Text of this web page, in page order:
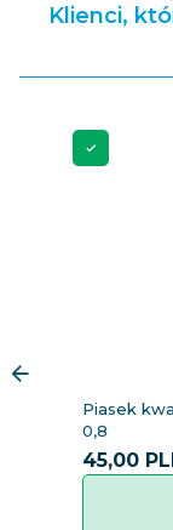
Klienci,
Piasek
0,8
45,00